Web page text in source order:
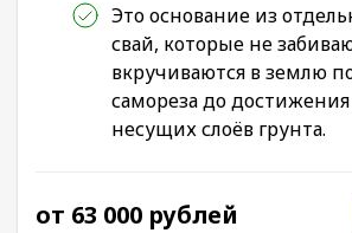
Это основание из
свай, которые не
вкручиваются в землю
самореза до
несущих слоёв грунта.
от 63 000 рублей